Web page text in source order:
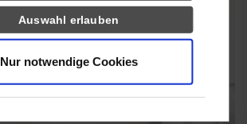
Auswahl erlauben
Nur notwendige Cookies